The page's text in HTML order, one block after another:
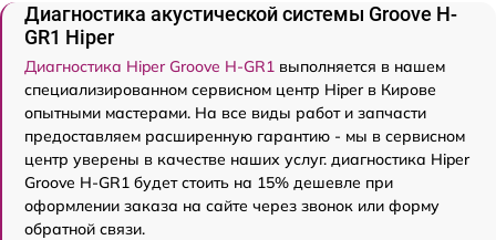
Диагностика акустической системы Groove H-
GR1 Hiper
Диагностика Hiper Groove H-GR1 выполняется в нашем
специализированном сервисном центр Hiper в Кирове
опытными мастерами. На все виды работ и запчасти
предоставляем расширенную гарантию - мы в сервисном
центр уверены в качестве наших услуг. диагностика Hiper
Groove H-GR1 будет стоить на 15% дешевле при
оформлении заказа на сайте через звонок или форму
обратной связи.